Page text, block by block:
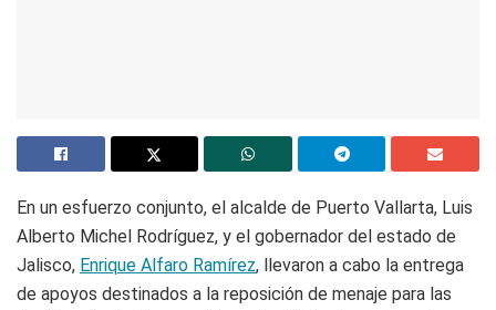
En un esfuerzo conjunto, el alcalde de Puerto Vallarta, Luis
Alberto Michel Rodríguez, y el gobernador del estado de
Jalisco, Enrique Alfaro Ramírez, llevaron a cabo la entrega
de apoyos destinados a la reposición de menaje para las